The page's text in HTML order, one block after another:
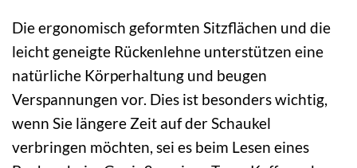
Die ergonomisch geformten Sitzflächen und die
leicht geneigte Rückenlehne unterstützen eine
natürliche Körperhaltung und beugen
Verspannungen vor. Dies ist besonders wichtig,
wenn Sie längere Zeit auf der Schaukel
verbringen möchten, sei es beim Lesen eines